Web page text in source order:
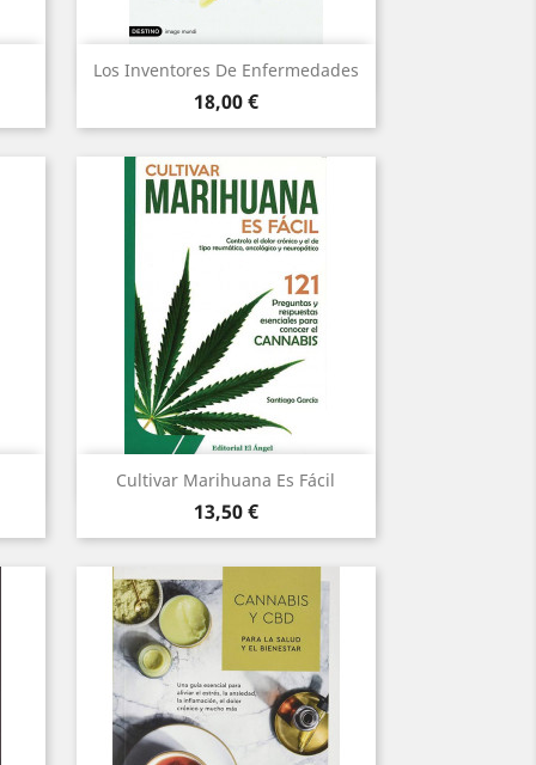
Los Inventores De Enfermedades
Precio
18,00 €
Vista rápida
Cultivar Marihuana Es Fácil
Precio
13,50 €
 Vista rápida